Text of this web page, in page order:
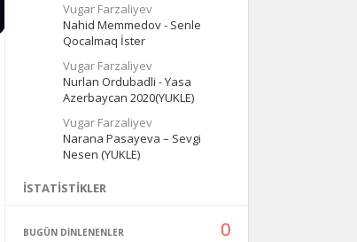
Vugar Farzaliyev
Nahid Memmedov - Senle
Qocalmaq İster
Vugar Farzaliyev
Nurlan Ordubadli - Yasa
Azerbaycan 2020(YUKLE)
Vugar Farzaliyev
Narana Pasayeva – Sevgi
Nesen (YUKLE)
İSTATISTIKLER
BUGÜN DINLENENLER 0